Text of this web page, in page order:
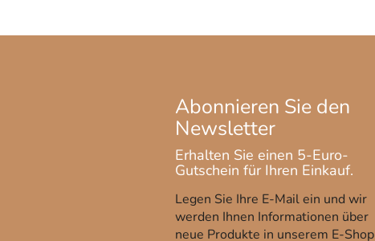
Legen Sie Ihre E-Mail ein und wir
werden Ihnen Informationen über
neue Produkte in unserem E-Shop